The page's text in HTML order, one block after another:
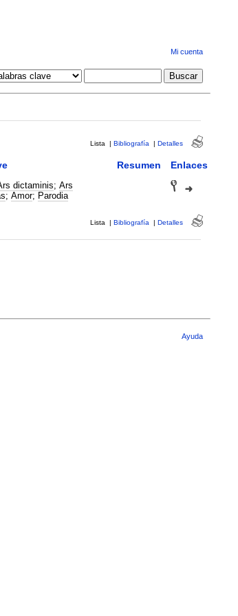
Mi cuenta
Lista | Bibliografía | Detalles
Resumen Enlaces
dictaminis; Ars
; Amor; Parodia
Lista | Bibliografía | Detalles
Ayuda